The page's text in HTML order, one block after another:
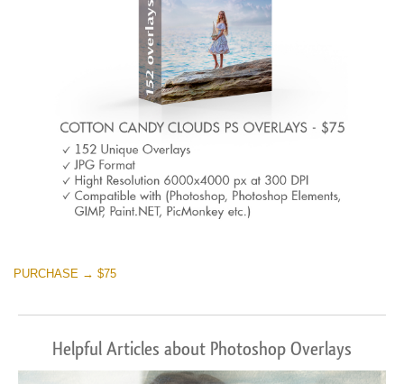
PURCHASE → $75
Helpful Articles about Photoshop Overlays